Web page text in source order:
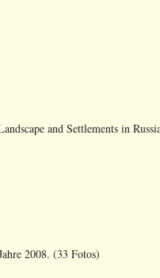
and Settlements in
2008. (33 Fotos)